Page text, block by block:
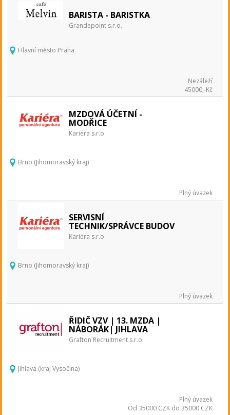
BARISTA - BARISTKA
Grandepoint s.r.o.
Hlavní město Praha
Nezáleží
45000,-Kč
MZDOVÁ ÚČETNÍ -
MODŘICE
Kariéra s.r.o.
Brno (Jihomoravský kraj)
Plný úvazek
SERVISNÍ
TECHNIK/SPRÁVCE BUDOV
Kariéra s.r.o.
Brno (Jihomoravský kraj)
Plný úvazek
ŘIDIČ VZV | 13. MZDA |
NÁBORÁK| JIHLAVA
Grafton Recruitment s.r.o.
Jihlava (kraj Vysočina)
Plný úvazek
Od 35000 CZK do 35000 CZK